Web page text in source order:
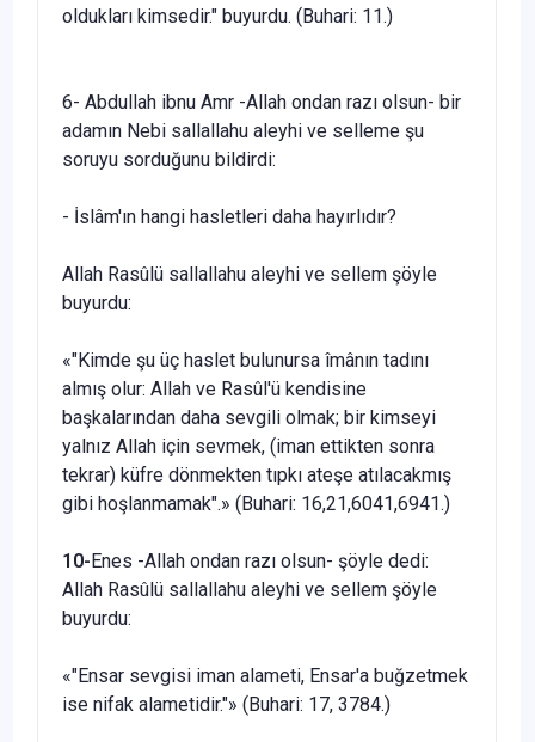
oldukları kimsedir." buyurdu. (Buhari: 11.)
6- Abdullah ibnu Amr -Allah ondan razı olsun- bir
adamın Nebi sal­lallahu aleyhi ve selleme şu
soruyu sorduğunu bildirdi:
- İslâm'ın hangi hasletleri daha hayırlıdır?
Allah Rasûlü sallallahu aleyhi ve sellem şöyle
buyurdu:
«"Kimde şu üç haslet bulunursa îmânın tadını
almış olur: Allah ve Rasûl'ü kendisine
başkalarından daha sevgili olmak; bir kimseyi
yalnız Allah için sevmek, (iman ettikten sonra
tekrar) küfre dönmekten tıpkı ateşe atılacakmış
gibi hoşlanmamak".» (Buhari: 16,21,6041,6941.)
10-Enes -Allah ondan razı olsun- şöyle dedi:
Allah Rasûlü sallallahu aleyhi ve sellem şöyle
buyurdu:
«"Ensar sevgisi iman alameti, Ensar'a buğzetmek
ise nifak alameti­dir."» (Buhari: 17, 3784.)